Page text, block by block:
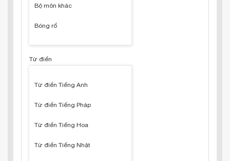
Bộ môn khác
Bóng rổ
Từ điển
Từ điển Tiếng Anh
Từ điển Tiếng Pháp
Từ điển Tiếng Hoa
Từ điển Tiếng Nhật